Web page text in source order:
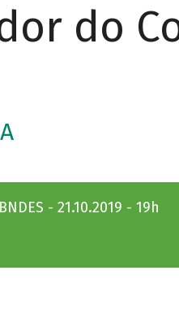
do
- 21.10.2019 - 19h